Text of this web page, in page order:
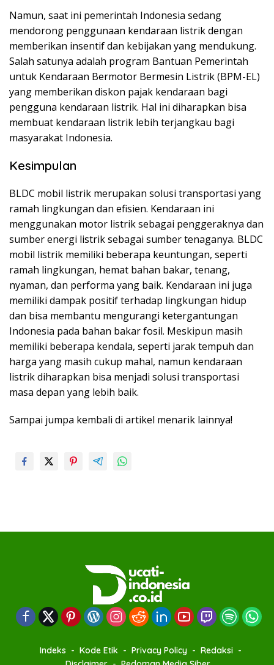
Namun, saat ini pemerintah Indonesia sedang
mendorong penggunaan kendaraan listrik dengan
memberikan insentif dan kebijakan yang mendukung.
Salah satunya adalah program Bantuan Pemerintah
untuk Kendaraan Bermotor Bermesin Listrik (BPM-EL)
yang memberikan diskon pajak kendaraan bagi
pengguna kendaraan listrik. Hal ini diharapkan bisa
membuat kendaraan listrik lebih terjangkau bagi
masyarakat Indonesia.
Kesimpulan
BLDC mobil listrik merupakan solusi transportasi yang
ramah lingkungan dan efisien. Kendaraan ini
menggunakan motor listrik sebagai penggeraknya dan
sumber energi listrik sebagai sumber tenaganya. BLDC
mobil listrik memiliki beberapa keuntungan, seperti
ramah lingkungan, hemat bahan bakar, tenang,
nyaman, dan performa yang baik. Kendaraan ini juga
memiliki dampak positif terhadap lingkungan hidup
dan bisa membantu mengurangi ketergantungan
Indonesia pada bahan bakar fosil. Meskipun masih
memiliki beberapa kendala, seperti jarak tempuh dan
harga yang masih cukup mahal, namun kendaraan
listrik diharapkan bisa menjadi solusi transportasi
masa depan yang lebih baik.
Sampai jumpa kembali di artikel menarik lainnya!
Indeks Kode Etik Privacy Policy
Redaksi